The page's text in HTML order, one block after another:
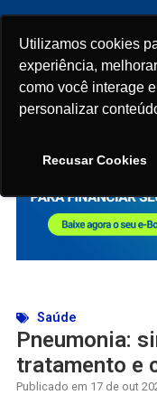
Utilizamos cookies
experiência,
como você interage
personalizar
Recusar Cookies
Utilizamos cookies
experiência,
como você interage
personalizar
Recusar Cookies
Saúde
Saúde
Pneumonia:
tratamento e
Publicado em 17 de out